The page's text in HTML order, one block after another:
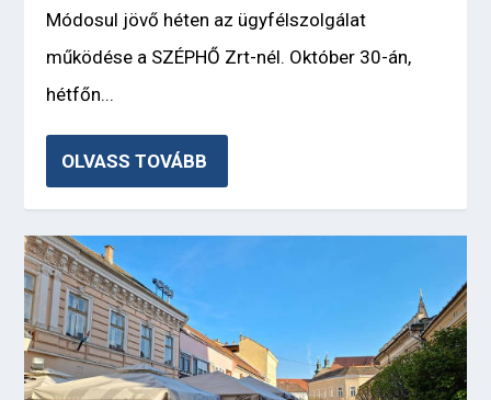
Módosul jövő héten az ügyfélszolgálat
működése a SZÉPHŐ Zrt-nél. Október 30-án,
hétfőn...
OLVASS TOVÁBB